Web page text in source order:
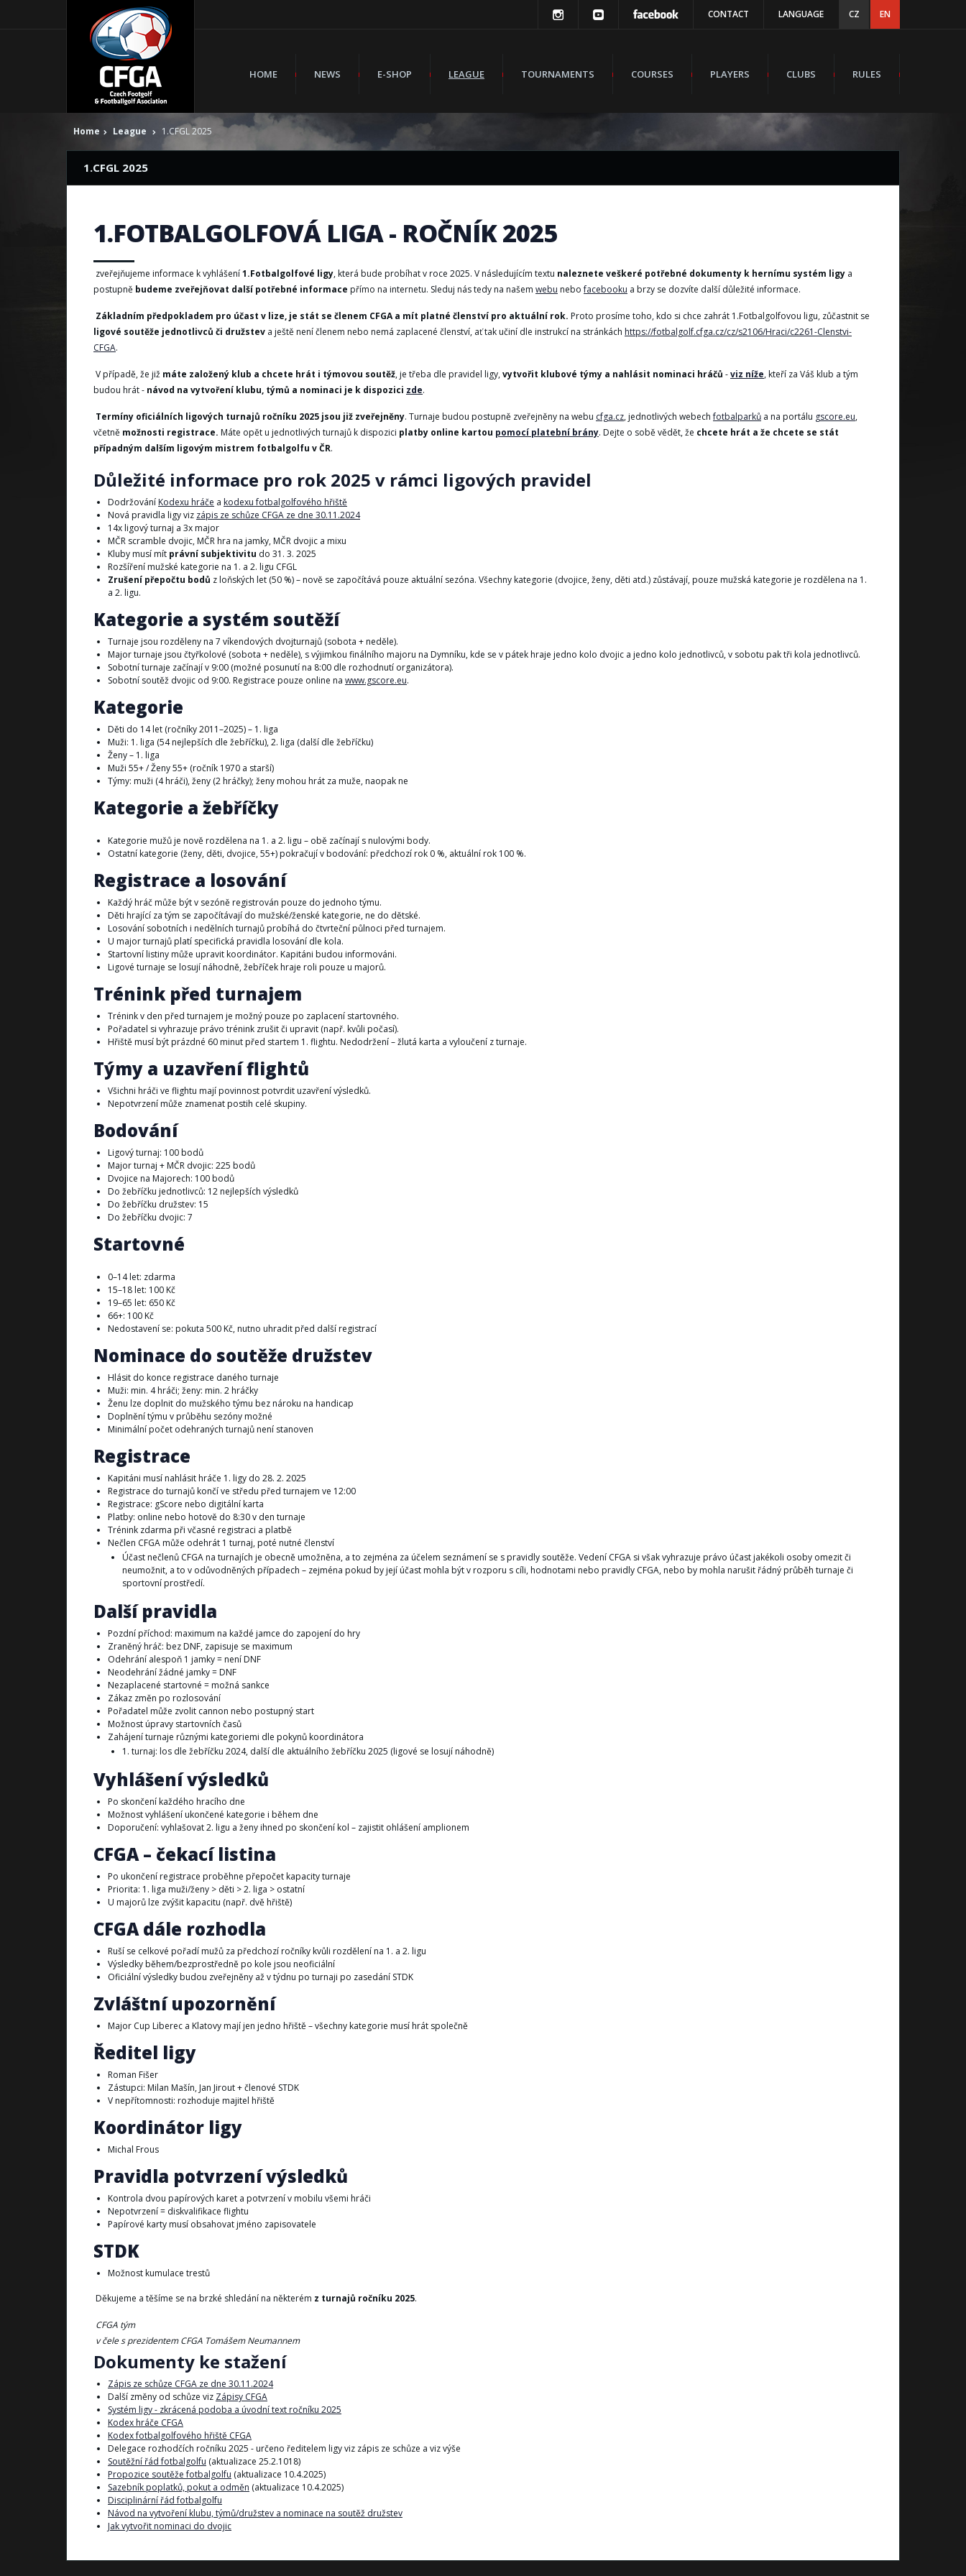
CONTACT LANGUAGE CZ EN
HOME NEWS E-SHOP LEAGUE TOURNAMENTS COURSES PLAYERS CLUBS RULES
Home League 1.CFGL 2025
1.CFGL 2025
1.FOTBALGOLFOVÁ LIGA - ROČNÍK 2025
zveřejňujeme informace k vyhlášení1.Fotbalgolfové ligy, která bude probíhat v roce 2025. V následujícím textu naleznete veškeré potřebné dokumenty k hernímu systém ligy a
postupně budeme zveřejňovat další potřebné informace přímo na internetu. Sleduj nás tedy na našem webu nebofacebooku a brzy se dozvíte další důležité informace.
Základním předpokladem pro účast v lize, je stát se členem CFGA a mít platné členství pro aktuální rok. Proto prosíme toho, kdo si chce zahrát 1.Fotbalgolfovou ligu, zůčastnit se
ligové soutěže jednotlivců či družstev a ještě není členem nebo nemá zaplacené členství, ať tak učiní dle instrukcí na stránkách https://fotbalgolf.cfga.cz/cz/s2106/Hraci/c2261-Clenstvi-
CFGA.
V případě, že již máte založený klub a chcete hrát i týmovou soutěž, je třeba dle pravidel ligy,vytvořit klubové týmy a nahlásit nominaci hráčů -viz níže, kteří za Váš klub a tým
budou hrát - návod na vytvoření klubu, týmů a nominaci je k dispozici zde.
Termíny oficiálních ligových turnajů ročníku 2025 jsou již zveřejněny. Turnaje budou postupně zveřejněny na webu cfga.cz, jednotlivých webechfotbalparků a na portálu gscore.eu,
včetně možnosti registrace. Máte opět u jednotlivých turnajů k dispozici platby online kartou pomocí platební brány. Dejte o sobě vědět, že chcete hrát a že chcete se stát
případným dalším ligovým mistrem fotbalgolfu v ČR.
Důležité informace pro rok 2025 v rámci ligových pravidel
Dodržování Kodexu hráče a kodexu fotbalgolfového hřiště
Nová pravidla ligy viz zápis ze schůze CFGA ze dne 30.11.2024
14x ligový turnaj a 3x major
MČR scramble dvojic, MČR hra na jamky, MČR dvojic a mixu
Kluby musí mít právní subjektivitu do 31. 3. 2025
Rozšíření mužské kategorie na 1. a 2. ligu CFGL
Zrušení přepočtu bodů z loňských let (50 %) – nově se započítává pouze aktuální sezóna. Všechny kategorie (dvojice, ženy, děti atd.) zůstávají, pouze mužská kategorie je rozdělena na 1.
a 2. ligu.
Kategorie a systém soutěží
Turnaje jsou rozděleny na 7 víkendových dvojturnajů (sobota + neděle).
Major turnaje jsou čtyřkolové (sobota + neděle), s výjimkou finálního majoru na Dymníku, kde se v pátek hraje jedno kolo dvojic a jedno kolo jednotlivců, v sobotu pak tři kola jednotlivců.
Sobotní turnaje začínají v 9:00 (možné posunutí na 8:00 dle rozhodnutí organizátora).
Sobotní soutěž dvojic od 9:00. Registrace pouze online na www.gscore.eu.
Kategorie
Děti do 14 let (ročníky 2011–2025) – 1. liga
Muži: 1. liga (54 nejlepších dle žebříčku), 2. liga (další dle žebříčku)
Ženy – 1. liga
Muži 55+ / Ženy 55+ (ročník 1970 a starší)
Týmy: muži (4 hráči), ženy (2 hráčky); ženy mohou hrát za muže, naopak ne
Kategorie a žebříčky
Kategorie mužů je nově rozdělena na 1. a 2. ligu – obě začínají s nulovými body.
Ostatní kategorie (ženy, děti, dvojice, 55+) pokračují v bodování: předchozí rok 0 %, aktuální rok 100 %.
Registrace a losování
Každý hráč může být v sezóně registrován pouze do jednoho týmu.
Děti hrající za tým se započítávají do mužské/ženské kategorie, ne do dětské.
Losování sobotních i nedělních turnajů probíhá do čtvrteční půlnoci před turnajem.
U major turnajů platí specifická pravidla losování dle kola.
Startovní listiny může upravit koordinátor. Kapitáni budou informováni.
Ligové turnaje se losují náhodně, žebříček hraje roli pouze u majorů.
Trénink před turnajem
Trénink v den před turnajem je možný pouze po zaplacení startovného.
Pořadatel si vyhrazuje právo trénink zrušit či upravit (např. kvůli počasí).
Hřiště musí být prázdné 60 minut před startem 1. flightu. Nedodržení – žlutá karta a vyloučení z turnaje.
Týmy a uzavření flightů
Všichni hráči ve flightu mají povinnost potvrdit uzavření výsledků.
Nepotvrzení může znamenat postih celé skupiny.
Bodování
Ligový turnaj: 100 bodů
Major turnaj + MČR dvojic: 225 bodů
Dvojice na Majorech: 100 bodů
Do žebříčku jednotlivců: 12 nejlepších výsledků
Do žebříčku družstev: 15
Do žebříčku dvojic: 7
Startovné
0–14 let: zdarma
15–18 let: 100 Kč
19–65 let: 650 Kč
66+: 100 Kč
Nedostavení se: pokuta 500 Kč, nutno uhradit před další registrací
Nominace do soutěže družstev
Hlásit do konce registrace daného turnaje
Muži: min. 4 hráči; ženy: min. 2 hráčky
Ženu lze doplnit do mužského týmu bez nároku na handicap
Doplnění týmu v průběhu sezóny možné
Minimální počet odehraných turnajů není stanoven
Registrace
Kapitáni musí nahlásit hráče 1. ligy do 28. 2. 2025
Registrace do turnajů končí ve středu před turnajem ve 12:00
Registrace: gScore nebo digitální karta
Platby: online nebo hotově do 8:30 v den turnaje
Trénink zdarma při včasné registraci a platbě
Nečlen CFGA může odehrát 1 turnaj, poté nutné členství
Účast nečlenů CFGA na turnajích je obecně umožněna, a to zejména za účelem seznámení se s pravidly soutěže. Vedení CFGA si však vyhrazuje právo účast jakékoli osoby omezit či
neumožnit, a to v odůvodněných případech – zejména pokud by její účast mohla být v rozporu s cíli, hodnotami nebo pravidly CFGA, nebo by mohla narušit řádný průběh turnaje či
sportovní prostředí.
Další pravidla
Pozdní příchod: maximum na každé jamce do zapojení do hry
Zraněný hráč: bez DNF, zapisuje se maximum
Odehrání alespoň 1 jamky = není DNF
Neodehrání žádné jamky = DNF
Nezaplacené startovné = možná sankce
Zákaz změn po rozlosování
Pořadatel může zvolit cannon nebo postupný start
Možnost úpravy startovních časů
Zahájení turnaje různými kategoriemi dle pokynů koordinátora
1. turnaj: los dle žebříčku 2024, další dle aktuálního žebříčku 2025 (ligové se losují náhodně)
Vyhlášení výsledků
Po skončení každého hracího dne
Možnost vyhlášení ukončené kategorie i během dne
Doporučení: vyhlašovat 2. ligu a ženy ihned po skončení kol – zajistit ohlášení amplionem
CFGA – čekací listina
Po ukončení registrace proběhne přepočet kapacity turnaje
Priorita: 1. liga muži/ženy > děti > 2. liga > ostatní
U majorů lze zvýšit kapacitu (např. dvě hřiště)
CFGA dále rozhodla
Ruší se celkové pořadí mužů za předchozí ročníky kvůli rozdělení na 1. a 2. ligu
Výsledky během/bezprostředně po kole jsou neoficiální
Oficiální výsledky budou zveřejněny až v týdnu po turnaji po zasedání STDK
Zvláštní upozornění
Major Cup Liberec a Klatovy mají jen jedno hřiště – všechny kategorie musí hrát společně
Ředitel ligy
Roman Fišer
Zástupci: Milan Mašín, Jan Jirout + členové STDK
V nepřítomnosti: rozhoduje majitel hřiště
Koordinátor ligy
Michal Frous
Pravidla potvrzení výsledků
Kontrola dvou papírových karet a potvrzení v mobilu všemi hráči
Nepotvrzení = diskvalifikace flightu
Papírové karty musí obsahovat jméno zapisovatele
STDK
Možnost kumulace trestů
Děkujeme a těšíme se na brzké shledání na některém z turnajů ročníku 2025.
CFGA tým
v čele s prezidentem CFGA Tomášem Neumannem
Dokumenty ke stažení
Zápis ze schůze CFGA ze dne 30.11.2024
Další změny od schůze viz Zápisy CFGA
Systém ligy - zkrácená podoba a úvodní text ročníku 2025
Kodex hráče CFGA
Kodex fotbalgolfového hřiště CFGA
Delegace rozhodčích ročníku 2025 - určeno ředitelem ligy viz zápis ze schůze a viz výše
Soutěžní řád fotbalgolfu (aktualizace 25.2.1018)
Propozice soutěže fotbalgolfu (aktualizace 10.4.2025)
Sazebník poplatků, pokut a odměn (aktualizace 10.4.2025)
Disciplinární řád fotbalgolfu
Návod na vytvoření klubu, týmů/družstev a nominace na soutěž družstev
Jak vytvořit nominaci do dvojic